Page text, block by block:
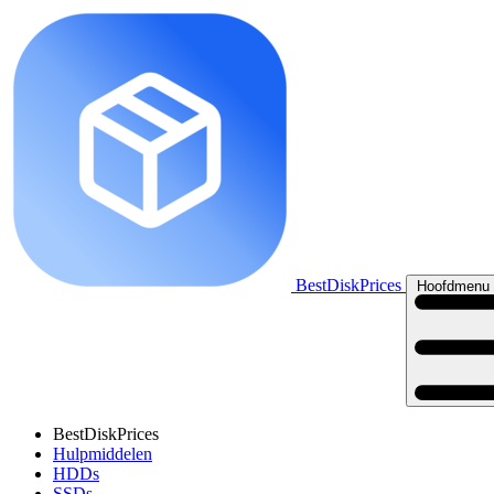
BestDiskPrices Hoofdmenu
BestDiskPrices
Hulpmiddelen
HDDs